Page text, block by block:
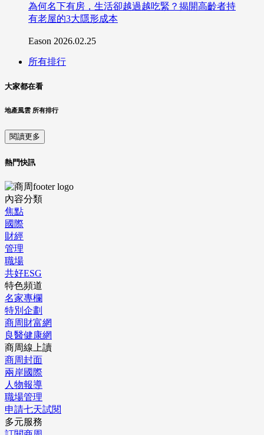
為何名下有房，生活卻越過越吃緊？揭開高齡者持
有老屋的3大隱形成本
Eason 2026.02.25
所有排行
大家都在看
地產風雲 所有排行
閱讀更多
熱門快訊
內容分類
焦點
國際
財經
管理
職場
共好ESG
特色頻道
名家專欄
特別企劃
商周財富網
良醫健康網
商周線上讀
商周封面
兩岸國際
人物報導
職場管理
申請七天試閱
多元服務